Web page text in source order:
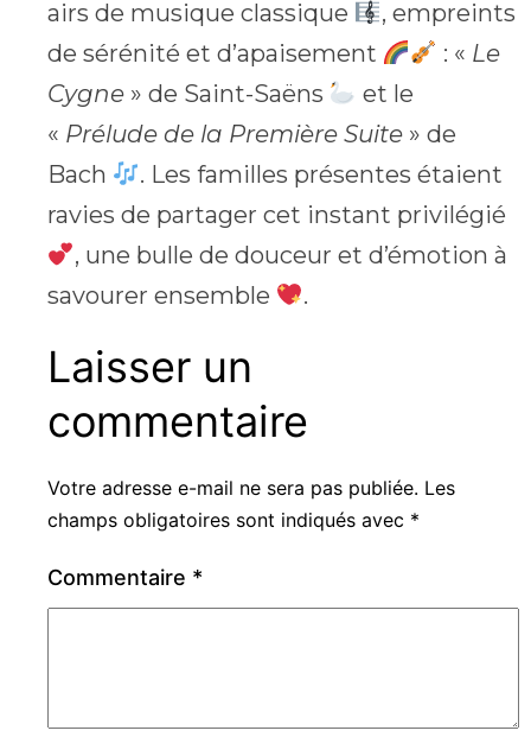
airs de musique classique
, empreints
de sérénité et d’apaisement
: « Le
Cygne » de Saint-Saëns
et le
« Prélude de la Première Suite » de
Bach
. Les familles présentes étaient
ravies de partager cet instant privilégié
, une bulle de douceur et d’émotion à
savourer ensemble
.
Laisser un
commentaire
Votre adresse e-mail ne sera pas publiée. Les
champs obligatoires sont indiqués avec *
Commentaire *